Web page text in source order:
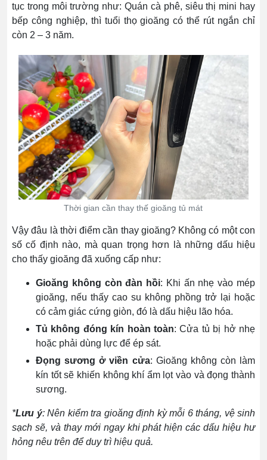
tục trong môi trường như: Quán cà phê, siêu thị mini hay
bếp công nghiệp, thì tuổi thọ gioăng có thể rút ngắn chỉ
còn 2 – 3 năm.
Thời gian cần thay thế gioăng tủ mát
Vậy đâu là thời điểm cần thay gioăng? Không có một con
số cố định nào, mà quan trọng hơn là những dấu hiệu
cho thấy gioăng đã xuống cấp như:
Gioăng không còn đàn hồi: Khi ấn nhẹ vào mép
gioăng, nếu thấy cao su không phồng trở lại hoặc
có cảm giác cứng giòn, đó là dấu hiệu lão hóa.
Tủ không đóng kín hoàn toàn: Cửa tủ bị hở nhẹ
hoặc phải dùng lực để ép sát.
Đọng sương ở viền cửa: Gioăng không còn làm
kín tốt sẽ khiến không khí ẩm lọt vào và đọng thành
sương.
*Lưu ý: Nên kiểm tra gioăng định kỳ mỗi 6 tháng, vệ sinh
sạch sẽ, và thay mới ngay khi phát hiện các dấu hiệu hư
hỏng nêu trên để duy trì hiệu quả.